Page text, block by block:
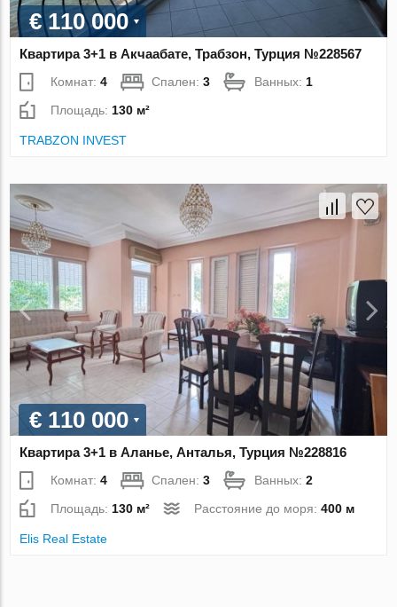
€ 110 000
Квартира 3+1 в Акчаабате, Трабзон, Турция №228567
Комнат:4 Спален:3 Ванных: 1
Площадь: 130 м²
TRABZON INVEST
€ 110 000
Квартира 3+1 в Аланье, Анталья, Турция №228816
Комнат:4 Спален:3 Ванных:2
Площадь: 130 м² Расстояние до моря:400 м
Elis Real Estate